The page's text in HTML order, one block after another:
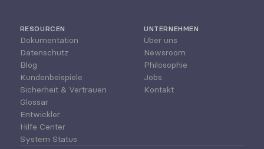
RESOURCEN
Dokumentation
Datenschutz
Blog
Kundenbeispiele
Sicherheit & Vertrauen
Glossar
Entwickler
Hilfe Center
System Status
UNTERNEHMEN
Über uns
Newsroom
Philosophie
Jobs
Kontakt